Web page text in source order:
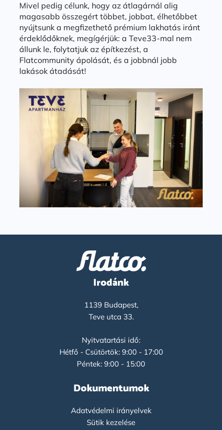
Mivel pedig célunk, hogy az átlagárnál alig
magasabb összegért többet, jobbat, élhetőbbet
nyújtsunk a megfizethető prémium lakhatás iránt
érdeklődőknek, megígérjük: a Teve33-mal nem
állunk le, folytatjuk az építkezést, a
Flatcommunity ápolását, és a jobbnál jobb
lakások átadását!
Irodánk
1139 Budapest,
Teve utca 33.
Nyitvatartási idő:
Hétfő - Csütörtök: 9:00 - 17:00
Péntek: 9:00 - 15:00
Dokumentumok
Adatvédelmi irányelvek
Sütik kezelése